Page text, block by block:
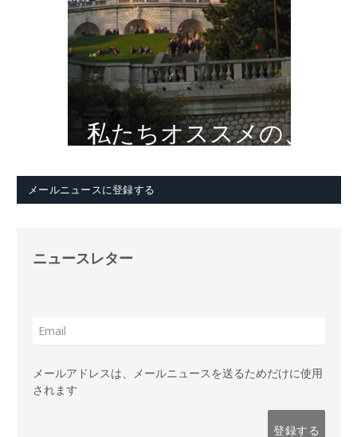
私たちオススメの、
メールニュースに登録する
ニュースレター
メールアドレスは、メールニュースを送るためだけに使用
されます